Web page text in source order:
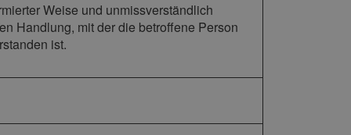
Weise und unmissverständlich
Handlung, mit der die betroffene Person
ist.